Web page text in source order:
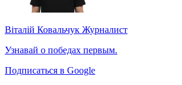
Віталій Ковальчук Журналист
Узнавай о победах первым.
Подписаться в Google